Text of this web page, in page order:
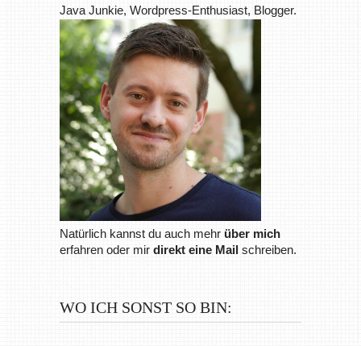
Java Junkie, Wordpress-Enthusiast, Blogger.
Natürlich kannst du auch mehr über mich
erfahren oder mir direkt eine Mail schreiben.
WO ICH SONST SO BIN: